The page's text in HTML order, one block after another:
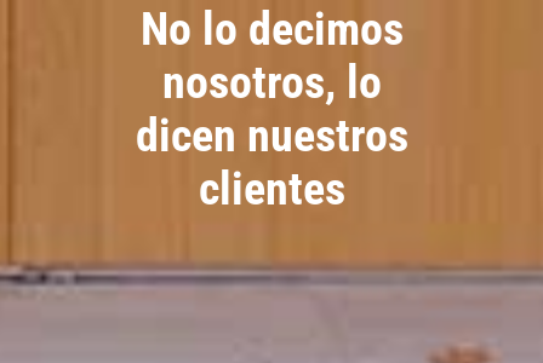
No lo decimos
nosotros, lo
dicen nuestros
clientes